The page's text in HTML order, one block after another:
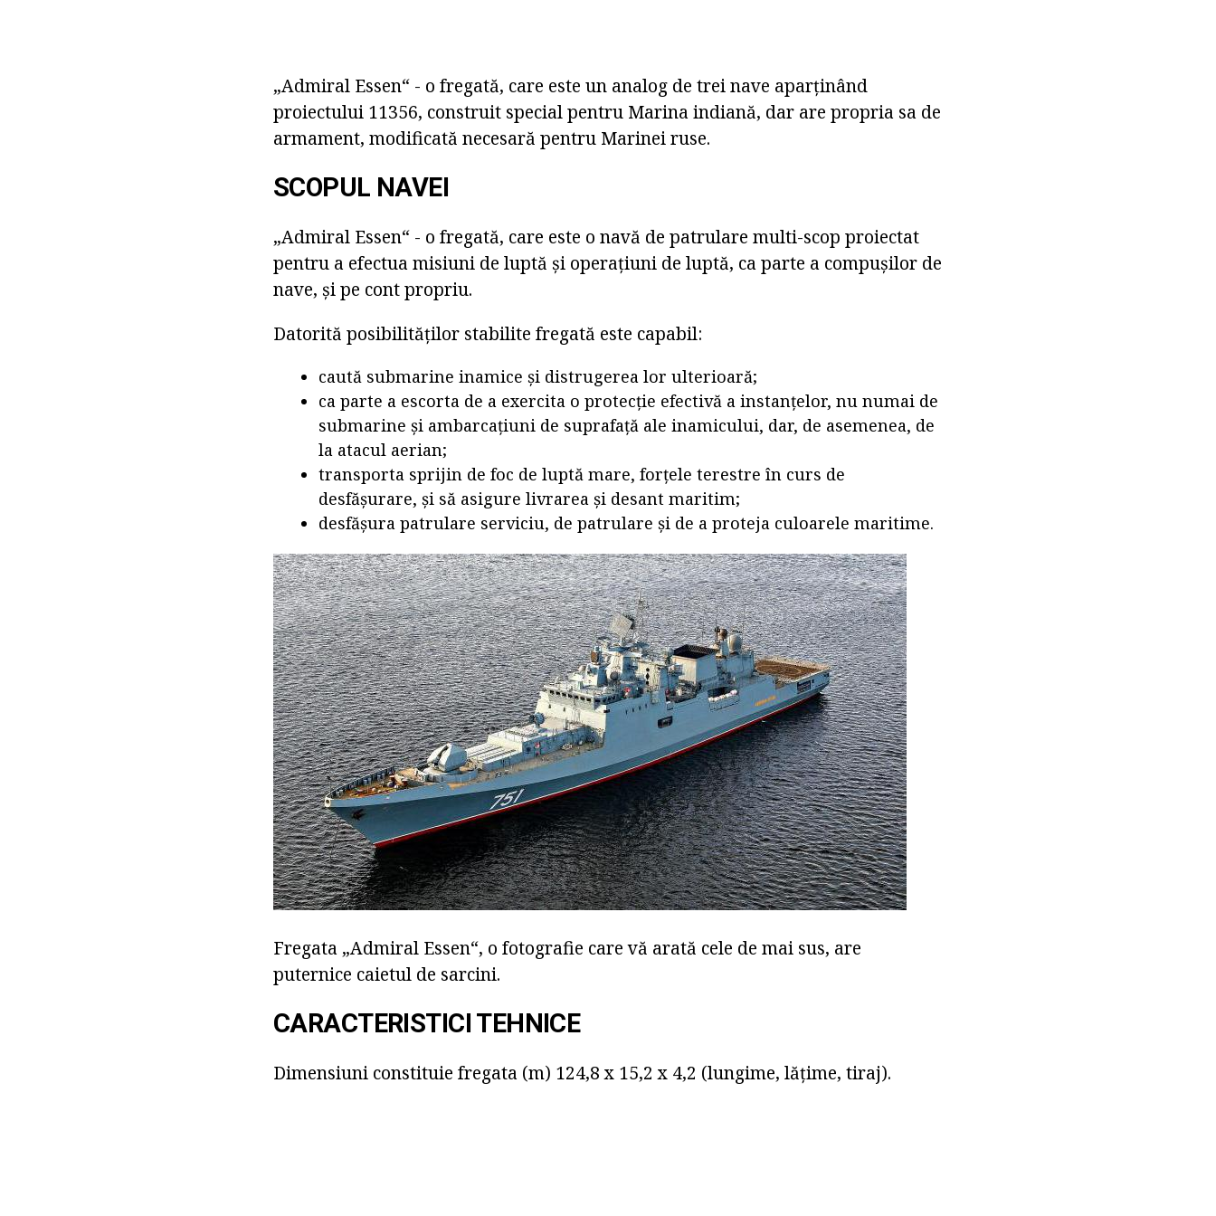
„Admiral Essen“ - o fregată, care este un analog de trei nave aparținând
proiectului 11356, construit special pentru Marina indiană, dar are propria sa de
armament, modificată necesară pentru Marinei ruse.
SCOPUL NAVEI
„Admiral Essen“ - o fregată, care este o navă de patrulare multi-scop proiectat
pentru a efectua misiuni de luptă și operațiuni de luptă, ca parte a compușilor de
nave, și pe cont propriu.
Datorită posibilităților stabilite fregată este capabil:
caută submarine inamice și distrugerea lor ulterioară;
ca parte a escorta de a exercita o protecție efectivă a instanțelor, nu numai de
submarine și ambarcațiuni de suprafață ale inamicului, dar, de asemenea, de
la atacul aerian;
transporta sprijin de foc de luptă mare, forțele terestre în curs de
desfășurare, și să asigure livrarea și desant maritim;
desfășura patrulare serviciu, de patrulare și de a proteja culoarele maritime.
Fregata „Admiral Essen“, o fotografie care vă arată cele de mai sus, are
puternice caietul de sarcini.
CARACTERISTICI TEHNICE
Dimensiuni constituie fregata (m) 124,8 x 15,2 x 4,2 (lungime, lățime, tiraj).